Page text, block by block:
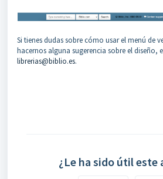
Si tienes dudas sobre cómo usar el menú de
hacernos alguna sugerencia sobre el diseño,
librerias@biblio.es.
¿Le ha sido útil este